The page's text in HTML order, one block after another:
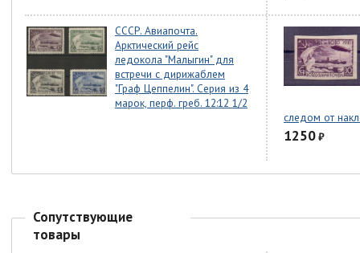
СССР. Авиапочта.
Арктический рейс
ледокола "Малыгин" для
встречи с дирижаблем
"Граф Цеппелин". Серия из 4
марок, перф. греб. 12:12 1/2
следом от
1250₽
Сопутствующие
товары